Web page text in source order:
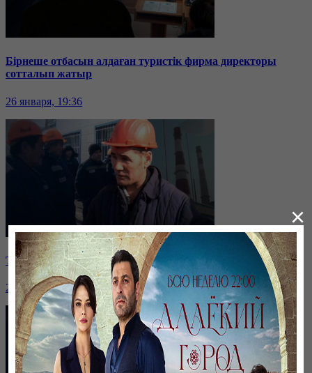
Бірнеше отбасын алдаған туристік фирма директоры
сотталып жатыр
26 января, 19:36
Таразда ТЭЦ қызметкерлері жалақы көтеруді талап етті
26 января, 19:36
×